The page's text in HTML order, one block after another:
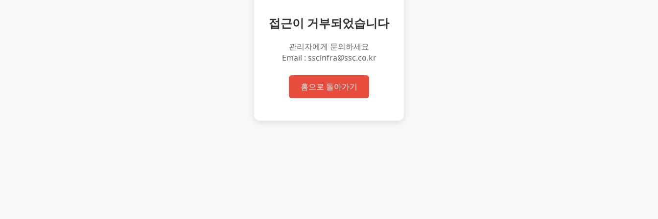
접근이 거부되었습니다
관리자에게 문의하세요
Email : sscinfra@ssc.co.kr
홈으로 돌아가기